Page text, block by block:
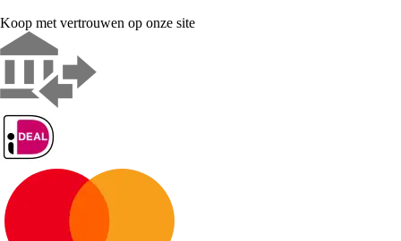
Koop met vertrouwen op onze site